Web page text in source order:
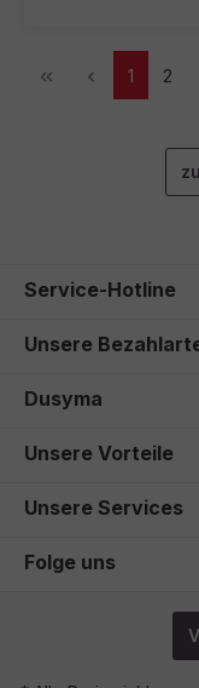
1 2
Service-Hotline
Unsere
Dusyma
Unsere Vorteile
Unsere Services
Folge uns